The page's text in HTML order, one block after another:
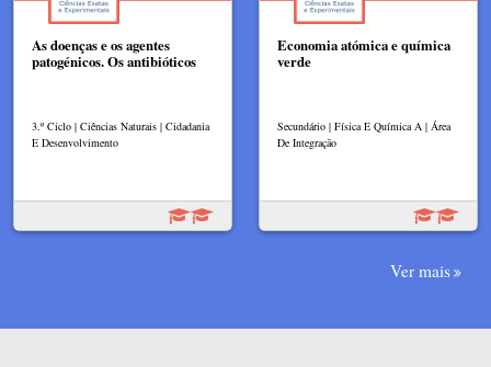
As doenças e os agentes
patogénicos. Os antibióticos
3.º Ciclo | Ciências Naturais | Cidadania
E Desenvolvimento
Economia atómica e química
verde
Secundário | Física E Química A | Área
De Integração
Ver mais